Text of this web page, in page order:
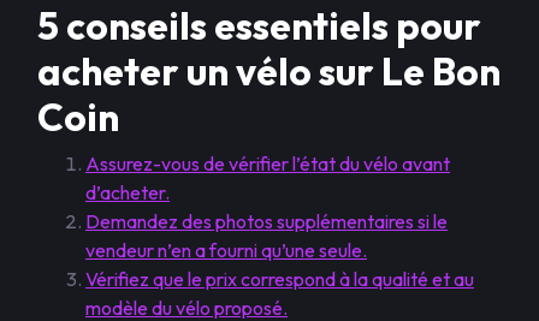
5 conseils essentiels pour
acheter un vélo sur Le Bon
Coin
Assurez-vous de vérifier l’état du vélo avant
d’acheter.
Demandez des photos supplémentaires si le
vendeur n’en a fourni qu’une seule.
Vérifiez que le prix correspond à la qualité et au
modèle du vélo proposé.